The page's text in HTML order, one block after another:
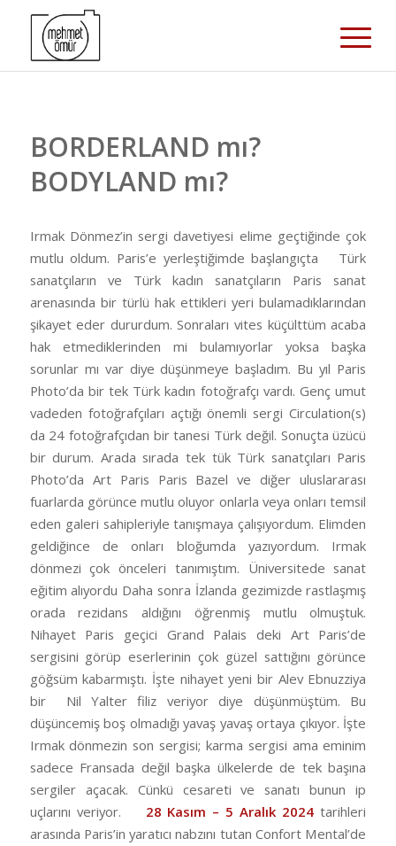
BORDERLAND mı?
BODYLAND mı?
Irmak Dönmez’in sergi davetiyesi elime geçtiğinde çok
mutlu oldum. Paris’e yerleştiğimde başlangıçta Türk
sanatçıların ve Türk kadın sanatçıların Paris sanat
arenasında bir türlü hak ettikleri yeri bulamadıklarından
şikayet eder dururdum. Sonraları vites küçülttüm acaba
hak etmediklerinden mi bulamıyorlar yoksa başka
sorunlar mı var diye düşünmeye başladım. Bu yıl Paris
Photo’da bir tek Türk kadın fotoğrafçı vardı. Genç umut
vadeden fotoğrafçıları açtığı önemli sergi Circulation(s)
da 24 fotoğrafçıdan bir tanesi Türk değil. Sonuçta üzücü
bir durum. Arada sırada tek tük Türk sanatçıları Paris
Photo’da Art Paris Paris Bazel ve diğer uluslararası
fuarlarda görünce mutlu oluyor onlarla veya onları temsil
eden galeri sahipleriyle tanışmaya çalışıyordum. Elimden
geldiğince de onları bloğumda yazıyordum. Irmak
dönmezi çok önceleri tanımıştım. Üniversitede sanat
eğitim alıyordu Daha sonra İzlanda gezimizde rastlaşmış
orada rezidans aldığını öğrenmiş mutlu olmuştuk.
Nihayet Paris geçici Grand Palais deki Art Paris’de
sergisini görüp eserlerinin çok güzel sattığını görünce
göğsüm kabarmıştı. İşte nihayet yeni bir Alev Ebnuzziya
bir Nil Yalter filiz veriyor diye düşünmüştüm. Bu
düşüncemiş boş olmadığı yavaş yavaş ortaya çıkıyor. İşte
Irmak dönmezin son sergisi; karma sergisi ama eminim
sadece Fransada değil başka ülkelerde de tek başına
sergiler açacak. Cünkü cesareti ve sanatı bunun ip
uçlarını veriyor. 28 Kasım – 5 Aralık 2024 tarihleri
arasında Paris’in yaratıcı nabzını tutan Confort Mental’de